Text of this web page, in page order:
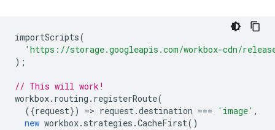
importScripts(
'https://storage.googleapis.com/workbox-cdn/
);
// This will work!
workbox. routing . registerRoute(
({request}) => request.destination === 'image' ,
new workbox. strategies .CacheFirst()